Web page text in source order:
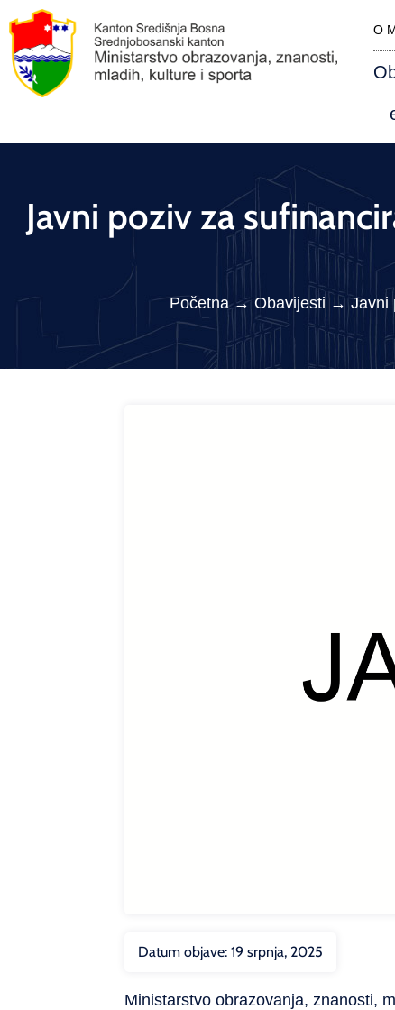
O
Javni poziv za
Početna→ Obavijesti →Javni
Datum objave: 19 srpnja, 2025
Ministarstvo obrazovanja, znanosti,